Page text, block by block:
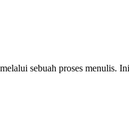
sebuah proses menulis.